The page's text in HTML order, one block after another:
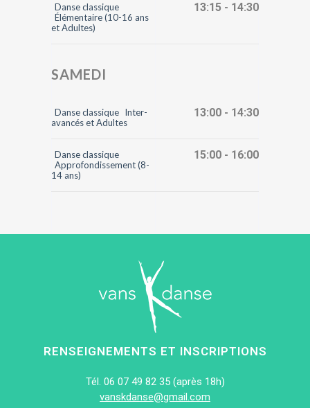
Danse classique
Élémentaire (10-16 ans
et Adultes)
13:15 - 14:30
SAMEDI
Danse classique Inter-
avancés et Adultes
13:00 - 14:30
Danse classique
Approfondissement (8-
14 ans)
15:00 - 16:00
RENSEIGNEMENTS ET INSCRIPTIONS
Tél. 06 07 49 82 35 (après 18h)
vanskdanse@gmail.com